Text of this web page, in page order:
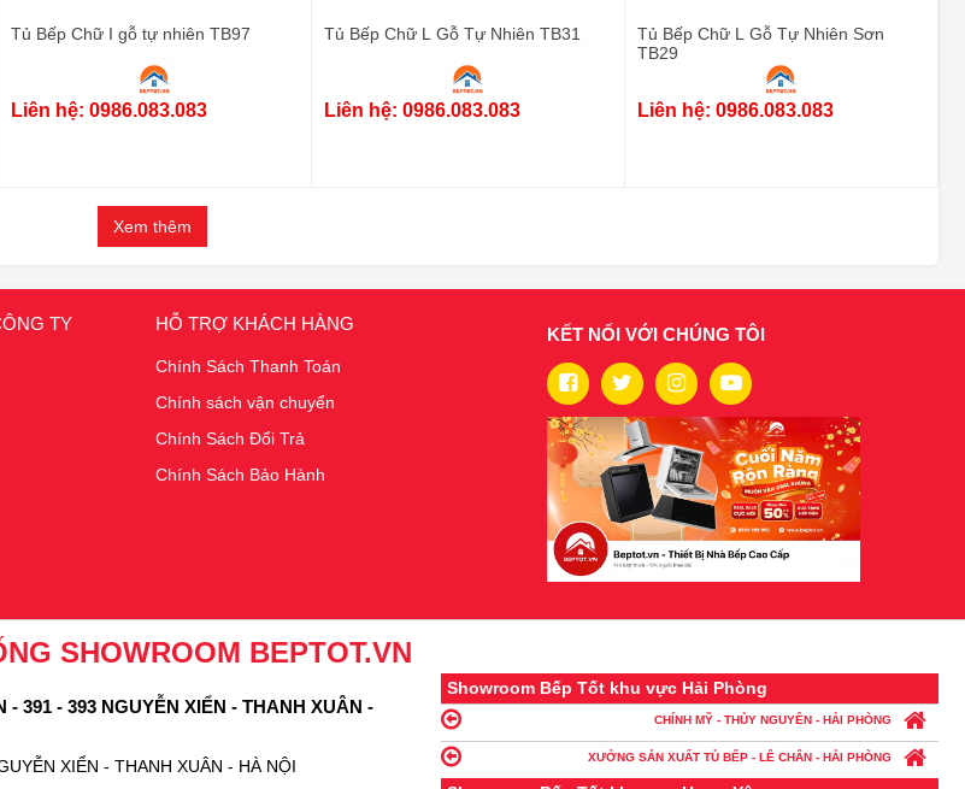
Tủ Bếp Chữ I gỗ tự nhiên TB97
Liên hệ: 0986.083.083
Tủ Bếp Chữ L Gỗ Tự Nhiên TB31
Liên hệ: 0986.083.083
Tủ Bếp Chữ L Gỗ Tự Nhiên Sơn
TB29
Liên hệ: 0986.083.083
Xem thêm
TY HỖ TRỢ KHÁCH HÀNG
Chính Sách Thanh Toán
Chính sách vận chuyển
Chính Sách Đổi Trả
Chính Sách Bảo Hành
KẾT NỐI VỚI CHÚNG TÔI
SHOWROOM BEPTOT.VN
- 391 - 393 NGUYỄN XIỂN - THANH XUÂN -
XIỂN - THANH XUÂN - HÀ NỘI
Showroom Bếp Tốt khu vực Hải Phòng
CHÍNH MỸ - THỦY NGUYÊN - HẢI PHÒNG
XƯỞNG SẢN XUẤT TỦ BẾP - LÊ CHÂN - HẢI PHÒNG